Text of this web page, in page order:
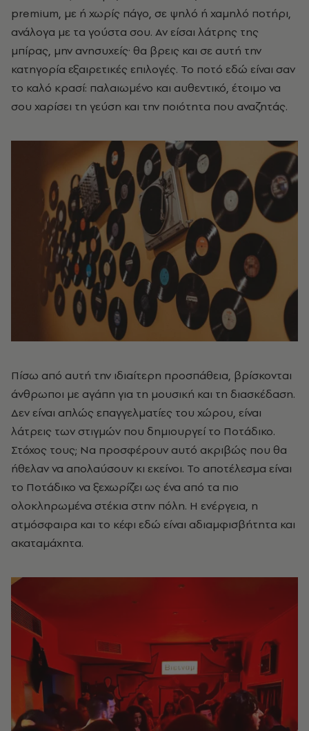
premium, με ή χωρίς πάγο, σε ψηλό ή χαμηλό ποτήρι,
ανάλογα με τα γούστα σου. Αν είσαι λάτρης της
μπίρας, μην ανησυχείς· θα βρεις και σε αυτή την
κατηγορία εξαιρετικές επιλογές. Το ποτό εδώ είναι σαν
το καλό κρασί: παλαιωμένο και αυθεντικό, έτοιμο να
σου χαρίσει τη γεύση και την ποιότητα που αναζητάς.
Πίσω από αυτή την ιδιαίτερη προσπάθεια, βρίσκονται
άνθρωποι με αγάπη για τη μουσική και τη διασκέδαση.
Δεν είναι απλώς επαγγελματίες του χώρου, είναι
λάτρεις των στιγμών που δημιουργεί το Ποτάδικο.
Στόχος τους; Να προσφέρουν αυτό ακριβώς που θα
ήθελαν να απολαύσουν κι εκείνοι. Το αποτέλεσμα είναι
το Ποτάδικο να ξεχωρίζει ως ένα από τα πιο
ολοκληρωμένα στέκια στην πόλη. Η ενέργεια, η
ατμόσφαιρα και το κέφι εδώ είναι αδιαμφισβήτητα και
ακαταμάχητα.